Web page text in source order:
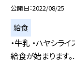
公開日 2022/08/25
給食
・牛乳 ・ハヤシラ
給食が始まります。